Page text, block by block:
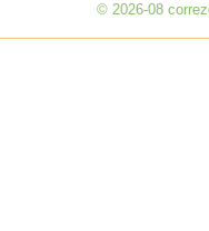
© 2026-08